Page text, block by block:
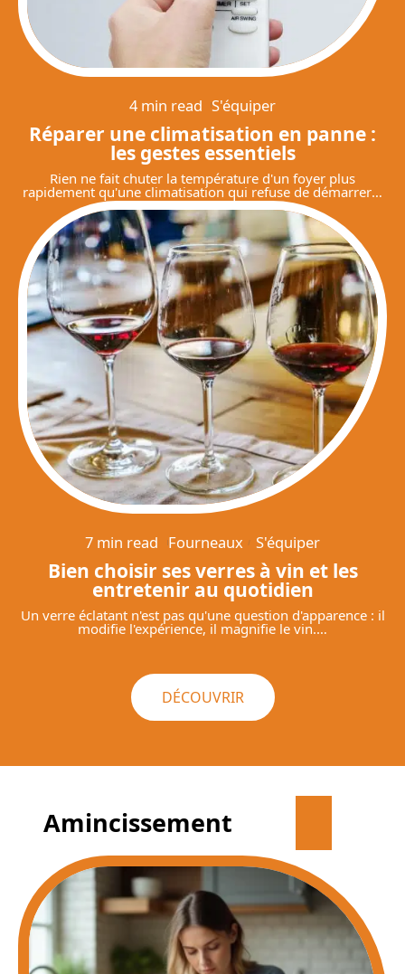
4 min read S'équiper
Réparer une climatisation en panne :
les gestes essentiels
Rien ne fait chuter la température d'un foyer plus
rapidement qu'une climatisation qui refuse de démarrer…
7 min read Fourneaux S'équiper
Bien choisir ses verres à vin et les
entretenir au quotidien
Un verre éclatant n'est pas qu'une question d'apparence : il
modifie l'expérience, il magnifie le vin.…
DÉCOUVRIR
Amincissement